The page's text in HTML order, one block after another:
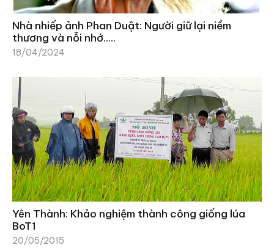
Nhà nhiếp ảnh Phan Duật: Người giữ lại niềm
thương và nỗi nhớ…..
18/04/2024
Yên Thành: Khảo nghiệm thành công giống lúa
BoT1
20/05/2015